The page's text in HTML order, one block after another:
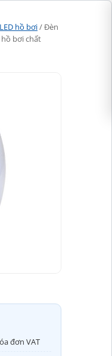
hồ bơi/ Đèn
hồ bơi chất
đơn VAT